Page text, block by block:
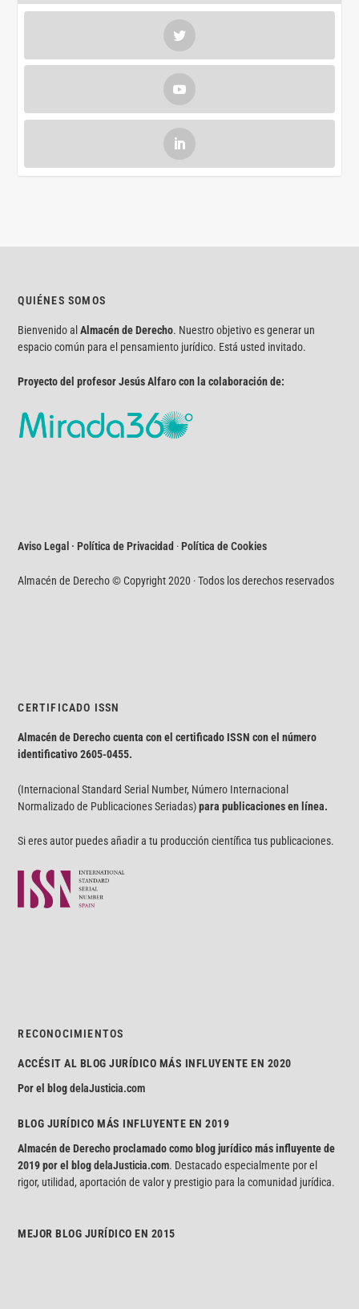
QUIÉNES SOMOS
Bienvenido alAlmacén de Derecho. Nuestro objetivo es generar un
espacio común para el pensamiento jurídico. Está usted invitado.
Proyecto del profesor Jesús Alfaro con la colaboración de:
Aviso Legal · Política de Privacidad ·Política de Cookies
Almacén de Derecho © Copyright 2020 · Todos los derechos reservados
CERTIFICADO ISSN
Almacén de Derecho cuenta con el certificado ISSN con el número
identificativo2605-0455.
(Internacional Standard Serial Number, Número Internacional
Normalizado de Publicaciones Seriadas)para publicaciones en línea.
Si eres autor puedes añadir a tu producción científica tus publicaciones.
RECONOCIMIENTOS
ACCÉSIT AL BLOG JURÍDICO MÁS INFLUYENTE EN 2020
Por el blogdelaJusticia.com
BLOG JURÍDICO MÁS INFLUYENTE EN 2019
Almacén de Derecho proclamado como blog jurídico más influyente de
2019 por el blogdelaJusticia.com. Destacado especialmente por el
rigor, utilidad, aportación de valor y prestigio para la comunidad jurídica.
MEJOR BLOG JURÍDICO EN 2015